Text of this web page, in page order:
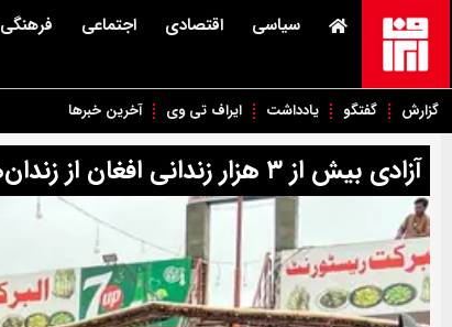
سیاسی اقتصادی اجتماعی فرهنگی
گزارش گفتگو یادداشت ایراف تی وی آخرین خبرها
آزادی بیش از ۳ هزار زندانی افغان از زندان‌های ایالت سند